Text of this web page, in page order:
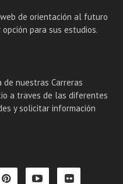
de orientación al futuro
para sus estudios.
de nuestras Carreras
a traves de las diferentes
y solicitar información